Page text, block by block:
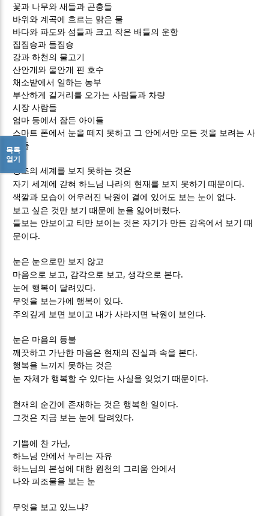
꽃과 나무와 새들과 곤충들
바위와 계곡에 흐르는 맑은 물
바다와 파도와 섬들과 크고 작은 배들의 운항
집짐승과 들짐승
강과 하천의 물고기
산안개와 물안개 핀 호수
채소밭에서 일하는 농부
부산하게 길거리를 오가는 사람들과 차량
시장 사람들
엄마 등에서 잠든 아이들
스마트 폰에서 눈을 떼지 못하고 그 안에서만 모든 것을 보려는 사
람들
창조의 세계를 보지 못하는 것은
자기 세계에 갇혀 하느님 나라의 현재를 보지 못하기 때문이다.
색깔과 모습이 어우러진 낙원이 곁에 있어도 보는 눈이 없다.
보고 싶은 것만 보기 때문에 눈을 잃어버렸다.
들보는 안보이고 티만 보이는 것은 자기가 만든 감옥에서 보기 때
문이다.
눈은 눈으로만 보지 않고
마음으로 보고 , 감각으로 보고 ,생각으로 본다.
눈에 행복이 달려있다.
무엇을 보는가에 행복이 있다.
주의깊게 보면 보이고 내가 사라지면 낙원이 보인다.
눈은 마음의 등불
깨끗하고 가난한 마음은 현재의 진실과 속을 본다.
행복을 느끼지 못하는 것은
눈 자체가 행복할 수 있다는 사실을 잊었기 때문이다.
현재의 순간에 존재하는 것은 행복한 일이다.
그것은 지금 보는 눈에 달려있다.
기쁨에 찬 가난,
하느님 안에서 누리는 자유
하느님의 본성에 대한 원천의 그리움 안에서
나와 피조물을 보는 눈
무엇을 보고 있느냐?
목록
열기